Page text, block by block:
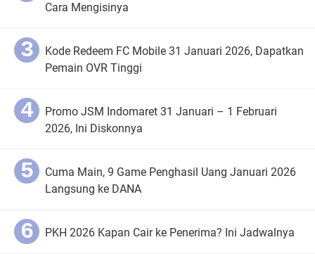
Cara Mengisinya
Kode Redeem FC Mobile 31 Januari 2026, Dapatkan
Pemain OVR Tinggi
Promo JSM Indomaret 31 Januari – 1 Februari
2026, Ini Diskonnya
Cuma Main, 9 Game Penghasil Uang Januari 2026
Langsung ke DANA
PKH 2026 Kapan Cair ke Penerima? Ini Jadwalnya